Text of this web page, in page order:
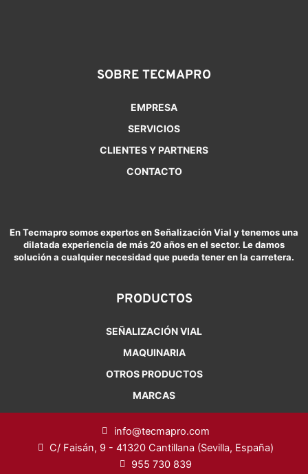
SOBRE TECMAPRO
EMPRESA
SERVICIOS
CLIENTES Y PARTNERS
CONTACTO
En Tecmapro somos expertos en Señalización Vial y tenemos una
dilatada experiencia de más 20 años en el sector. Le damos
solución a cualquier necesidad que pueda tener en la carretera.
PRODUCTOS
SEÑALIZACIÓN VIAL
MAQUINARIA
OTROS PRODUCTOS
MARCAS
info@tecmapro.com
C/ Faisán, 9 - 41320 Cantillana (Sevilla, España)
955 730 839